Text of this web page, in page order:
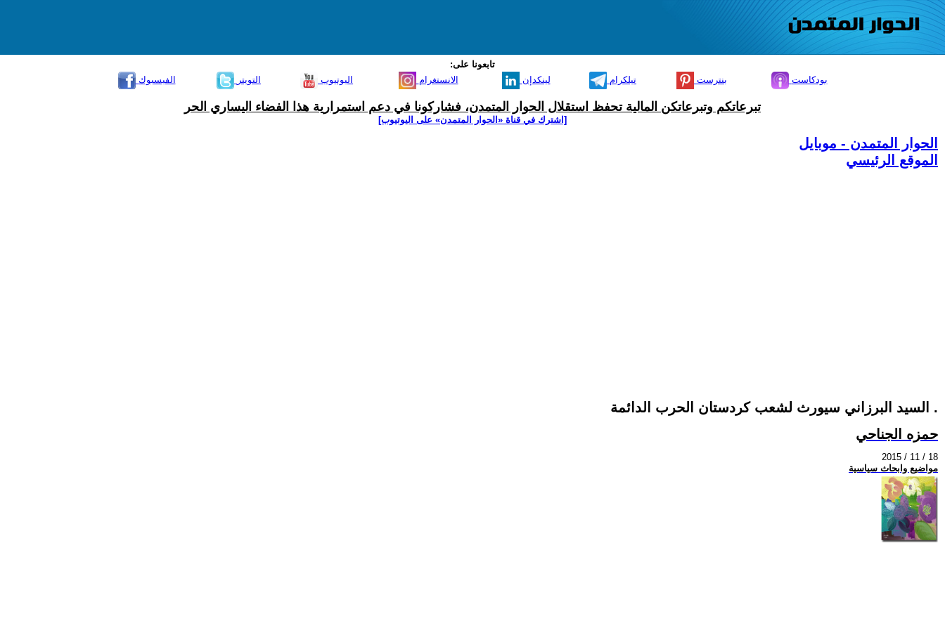
تابعونا على:
الفيسبوك
التويتر اليوتيوب الانستغرام لينكدإن تيلكرام بنترست بودكاست
تبرعاتكم وتبرعاتكن المالية تحفظ استقلال الحوار المتمدن، فشاركونا في دعم استمرارية هذا الفضاء اليساري الحر
[اشترك في قناة ‫«الحوار المتمدن» على اليوتيوب]
الحوار المتمدن - موبايل
الموقع الرئيسي
السيد البرزاني سيورث لشعب كردستان الحرب الدائمة .
حمزه الجناحي
2015 / 11 / 18
مواضيع وابحاث سياسية